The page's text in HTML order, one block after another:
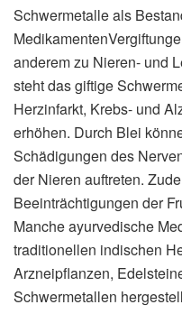
Schwermetalle als
anderem zu Nieren- und
steht das giftige
Herzinfarkt, Krebs- und
erhöhen. Durch Blei
Schädigungen des
der Nieren auftreten.
Beeinträchtigungen der
Manche ayurvedische
traditionellen indischen
Arzneipflanzen,
Schwermetallen